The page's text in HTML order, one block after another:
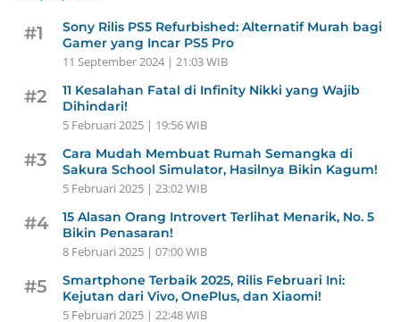
#1
Sony Rilis PS5 Refurbished: Alternatif Murah bagi
Gamer yang Incar PS5 Pro
11 September 2024 | 21:03 WIB
#2
11 Kesalahan Fatal di Infinity Nikki yang Wajib
Dihindari!
5 Februari 2025 | 19:56 WIB
#3
Cara Mudah Membuat Rumah Semangka di
Sakura School Simulator, Hasilnya Bikin Kagum!
5 Februari 2025 | 23:02 WIB
#4
15 Alasan Orang Introvert Terlihat Menarik, No. 5
Bikin Penasaran!
8 Februari 2025 | 07:00 WIB
#5
Smartphone Terbaik 2025, Rilis Februari Ini:
Kejutan dari Vivo, OnePlus, dan Xiaomi!
5 Februari 2025 | 22:48 WIB